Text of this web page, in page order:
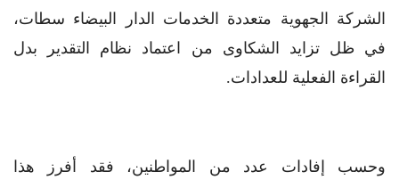
الشركة الجهوية متعددة الخدمات الدار البيضاء سطات،
في ظل تزايد الشكاوى من اعتماد نظام التقدير بدل
القراءة الفعلية للعدادات.
وحسب إفادات عدد من المواطنين، فقد أفرز هذا